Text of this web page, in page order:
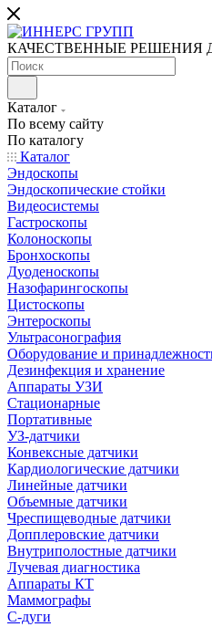
КАЧЕСТВЕННЫЕ РЕШЕНИЯ
Каталог
По всему сайту
По каталогу
Каталог
Эндоскопы
Эндоскопические стойки
Видеосистемы
Гастроскопы
Колоноскопы
Бронхоскопы
Дуоденоскопы
Назофарингоскопы
Цистоскопы
Энтероскопы
Ультрасонография
Оборудование и
Дезинфекция и хранение
Аппараты УЗИ
Стационарные
Портативные
УЗ-датчики
Конвексные датчики
Кардиологические датчики
Линейные датчики
Объемные датчики
Чреспищеводные датчики
Допплеровские датчики
Внутриполостные датчики
Лучевая диагностика
Аппараты КТ
Маммографы
С-дуги